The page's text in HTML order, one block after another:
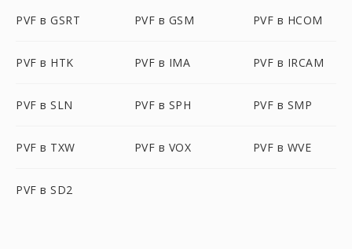
PVF в GSRT PVF в GSM PVF в HCOM
PVF в HTK PVF в IMA PVF в IRCAM
PVF в SLN PVF в SPH PVF в SMP
PVF в TXW PVF в VOX PVF в WVE
PVF в SD2